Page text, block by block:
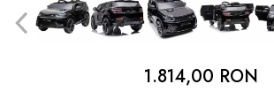
dopuri de urechi
1.814,00 RON